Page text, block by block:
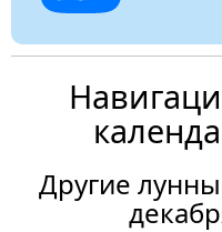
Другие